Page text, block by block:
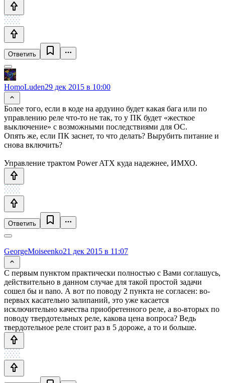
Ответить
HomoLuden29 дек 2015 в 10:00
Более того, если в коде на ардуино будет какая бага или по
управлению реле что-то не так, то у ПК будет «жесткое
выключение» с возможными последствиями для ОС.
Опять же, если ПК заснет, то что делать? Вырубить питание и
снова включить?
Управление трактом Power ATX куда надежнее, ИМХО.
Ответить
GeorgeMoiseenko21 дек 2015 в 11:07
С первым пунктом практически полностью c Вами соглашусь,
действительно в данном случае для такой простой задачи
сошел бы и nano. А вот по поводу 2 пункта не согласен: во-
первых касательно залипаний, это уже касается
исключительно качества приобретенного реле, а во-вторых по
поводу твердотельных реле, какова цена вопроса? Ведь
твердотельное реле стоит раз в 5 дороже, а то и больше.